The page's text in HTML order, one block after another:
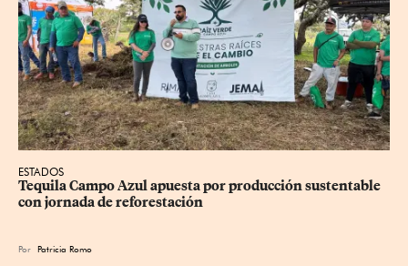
ESTADOS
Tequila Campo Azul apuesta por producción sustentable
con jornada de reforestación
Por Patricia Romo